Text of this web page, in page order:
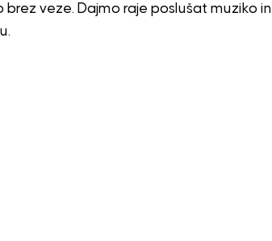
veze. Dajmo raje poslušat muziko in